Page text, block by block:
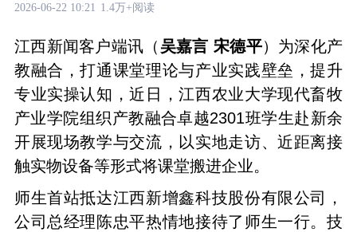
2026-06-22 10:21 1.4万+阅读
江西新闻客户端讯（ 吴嘉言 宋德平）为深化产
教融合，打通课堂理论与产业实践壁垒，提升
专业实操认知，近日，江西农业大学现代畜牧
产业学院组织产教融合卓越2301班学生赴新余
开展现场教学与交流，以实地走访、近距离接
触实物设备等形式将课堂搬进企业。
师生首站抵达江西新增鑫科技股份有限公司，
公司总经理陈忠平热情地接待了师生一行。技